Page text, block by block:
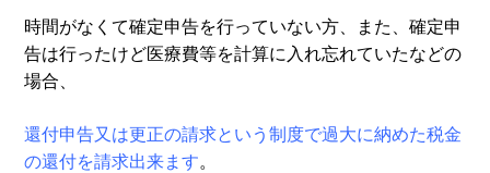
時間がなくて確定申告を行っていない方、また、確定申
告は行ったけど医療費等を計算に入れ忘れていたなどの
場合、
還付申告又は更正の請求という制度で過大に納めた税金
の還付を請求出来ます。